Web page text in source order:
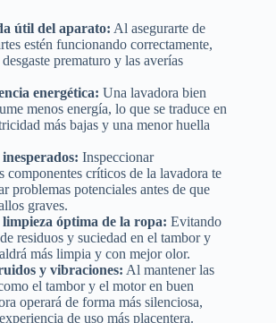
útil del aparato: Al asegurarte de
estén funcionando correctamente,
prematuro y las averías
energética: Una lavadora bien
menos energía, lo que se traduce en
más bajas y una menor huella
Inspeccionar
componentes críticos de la lavadora te
problemas potenciales antes de que
graves.
óptima de la ropa: Evitando
residuos y suciedad en el tambor y
más limpia y con mejor olor.
y vibraciones: Al mantener las
el tambor y el motor en buen
operará de forma más silenciosa,
de uso más placentera.